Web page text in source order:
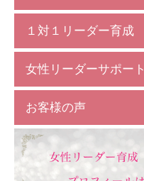
１対１リーダー育成
女性リーダーサポート
お客様の声